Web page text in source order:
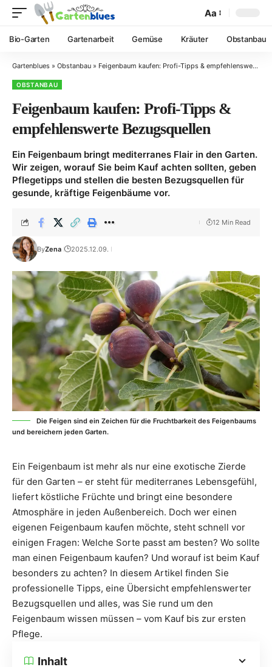
Aa
Bio-Garten Gartenarbeit Gemüse Kräuter Obstanbau
Gartenblues » Obstanbau » Feigenbaum kaufen: Profi-Tipps & empfehlenswerte Bezugsquellen
OBSTANBAU
Feigenbaum kaufen: Profi-Tipps &
empfehlenswerte Bezugsquellen
Ein Feigenbaum bringt mediterranes Flair in den Garten.
Wir zeigen, worauf Sie beim Kauf achten sollten, geben
Pflegetipps und stellen die besten Bezugsquellen für
gesunde, kräftige Feigenbäume vor.
ByZena 2025.12.09.
12 Min Read
Die Feigen sind ein Zeichen für die Fruchtbarkeit des Feigenbaums
und bereichern jeden Garten.
Ein Feigenbaum ist mehr als nur eine exotische Zierde
für den Garten – er steht für mediterranes Lebensgefühl,
liefert köstliche Früchte und bringt eine besondere
Atmosphäre in jeden Außenbereich. Doch wer einen
eigenen Feigenbaum kaufen möchte, steht schnell vor
einigen Fragen: Welche Sorte passt am besten? Wo sollte
man einen Feigenbaum kaufen? Und worauf ist beim Kauf
besonders zu achten? In diesem Artikel finden Sie
professionelle Tipps, eine Übersicht empfehlenswerter
Bezugsquellen und alles, was Sie rund um den
Feigenbaum wissen müssen – vom Kauf bis zur ersten
Pflege.
Inhalt